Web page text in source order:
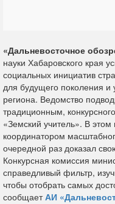
«Дальневосточное
науки Хабаровского края
социальных инициатив
для будущего поколения и
региона. Ведомство
традиционным,
«Земский учитель». В
координатором
очередной раз доказал
Конкурсная комиссия
справедливый фильтр,
чтобы отобрать самых
сообщаетАИ